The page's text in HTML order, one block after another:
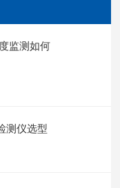
监测如何
测仪选型